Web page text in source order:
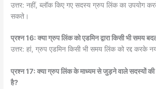
उत्तर: नहीं, ब्लॉक किए गए सदस्य ग्रुप लिंक का उपयोग
सकते।
प्रश्न 16: क्या ग्रुप लिंक को एडमिन द्वारा किसी भी समय
उत्तर: हां, ग्रुप एडमिन किसी भी समय लिंक को रद्द करके
प्रश्न 17: क्या ग्रुप लिंक के माध्यम से जुड़ने वाले सदस्यों की
है?